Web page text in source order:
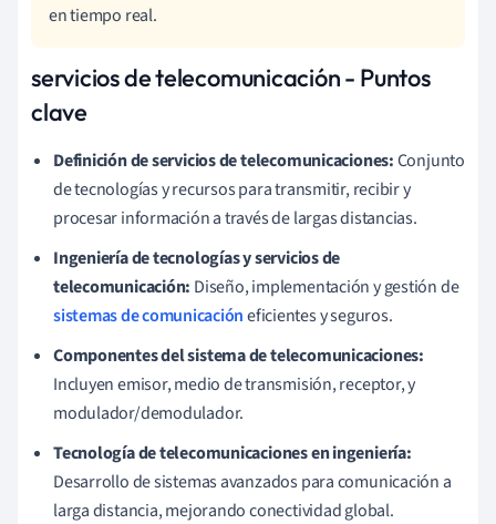
en tiempo real.
servicios de telecomunicación - Puntos
clave
Definición de servicios de telecomunicaciones:Conjunto
de tecnologías y recursos para transmitir, recibir y
procesar información a través de largas distancias.
Ingeniería de tecnologías y servicios de
telecomunicación: Diseño, implementación y gestión de
sistemas de comunicacióneficientes y seguros.
Componentes del sistema de telecomunicaciones:
Incluyen emisor, medio de transmisión, receptor, y
modulador/demodulador.
Tecnología de telecomunicaciones en ingeniería:
Desarrollo de sistemas avanzados para comunicación a
larga distancia, mejorando conectividad global.